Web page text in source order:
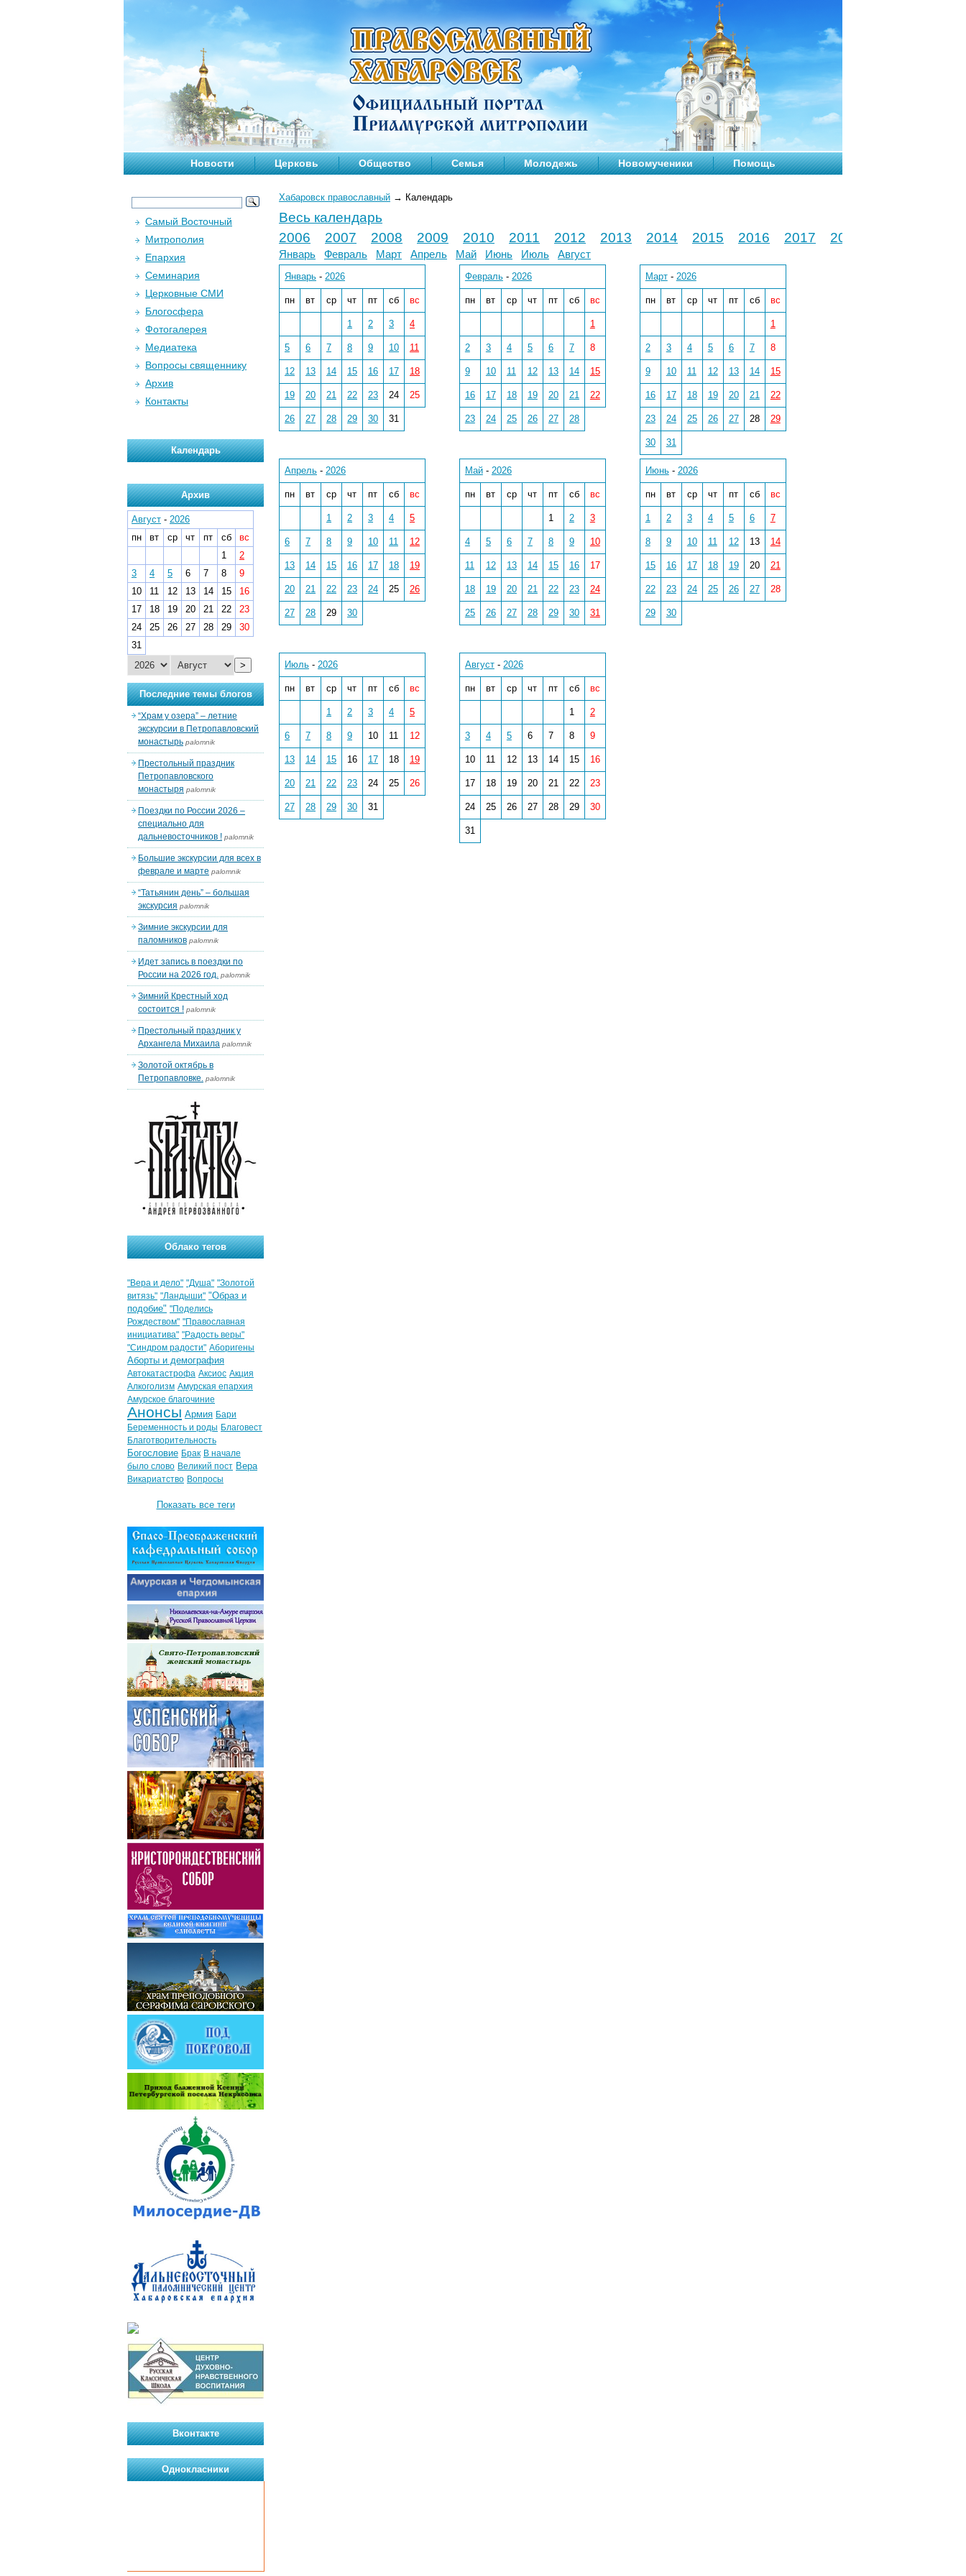
Новости Церковь Общество Семья Молодежь Новомученики Помощь
Хабаровск православный → Календарь
Весь календарь
2006
2007 2008 2009 2010 2011 2012 2013 2014 2015 2016 2017 2018
Январь Февраль Март Апрель Май Июнь Июль Август
Январь - 2026
пн вт ср чт пт сб вс
1 2 3 4
5 6 7 8 9 10 11
12 13 14 15 16 17 18
19 20 21 22 23 24 25
26 27 28 29 30 31
Февраль- 2026
пн вт ср чт пт сб вс
1
2 3 4 5 6 7 8
9 10 11 12 13 14 15
16 17 18 19 20 21 22
23 24 25 26 27 28
Март- 2026
пн вт ср чт пт сб вс
1
2 3 4 5 6 7 8
9 10 11 12 13 14 15
16 17 18 19 20 21 22
23 24 25 26 27 28 29
30 31
Апрель - 2026
пн вт ср чт пт сб вс
1 2 3 4 5
6 7 8 9 10 11 12
13 14 15 16 17 18 19
20 21 22 23 24 25 26
27 28 29 30
Май- 2026
пн вт ср чт пт сб вс
1 2 3
4 5 6 7 8 9 10
11 12 13 14 15 16 17
18 19 20 21 22 23 24
25 26 27 28 29 30 31
Июнь- 2026
пн вт ср чт пт сб вс
1 2 3 4 5 6 7
8 9 10 11 12 13 14
15 16 17 18 19 20 21
22 23 24 25 26 27 28
29 30
Июль - 2026
пн вт ср чт пт сб вс
1 2 3 4 5
6 7 8 9 10 11 12
13 14 15 16 17 18 19
20 21 22 23 24 25 26
27 28 29 30 31
Август- 2026
пн вт ср чт пт сб вс
1 2
3 4 5 6 7 8 9
10 11 12 13 14 15 16
17 18 19 20 21 22 23
24 25 26 27 28 29 30
31
Самый Восточный
Митрополия
Епархия
Семинария
Церковные СМИ
Блогосфера
Фотогалерея
Медиатека
Вопросы священнику
Архив
Контакты
Календарь
Архив
Август - 2026
пн
вт ср чт пт сб
вс
1
2
3
4 5 6 7 8
9
10
11 12 13 14 15
16
17
18 19 20 21 22
23
24
25 26 27 28 29
30
31
>
Последние темы блогов
“Храм у озера” – летние
экскурсии в Петропавловский
монастырь palomnik
Престольный праздник
Петропавловского
монастыря palomnik
Поездки по России 2026 –
специально для
дальневосточников ! palomnik
Большие экскурсии для всех в
феврале и марте palomnik
“Татьянин день” – большая
экскурсия palomnik
Зимние экскурсии для
паломников palomnik
Идет запись в поездки по
России на 2026 год. palomnik
Зимний Крестный ход
состоится ! palomnik
Престольный праздник у
Архангела Михаила palomnik
Золотой октябрь в
Петропавловке. palomnik
Облако тегов
"Вера и дело" "Душа" "Золотой
витязь" "Ландыши" "Образ и
подобие" "Поделись
Рождеством" "Православная
инициатива" "Радость веры"
"Синдром радости" Аборигены
Аборты и демография
Автокатастрофа Аксиос Акция
Алкоголизм Амурская епархия
Амурское благочиние
Анонсы Армия Бари
Беременность и роды Благовест
Благотворительность
Богословие Брак В начале
было слово Великий пост Вера
Викариатство Вопросы
Показать все теги
Вконтакте
Однокласники